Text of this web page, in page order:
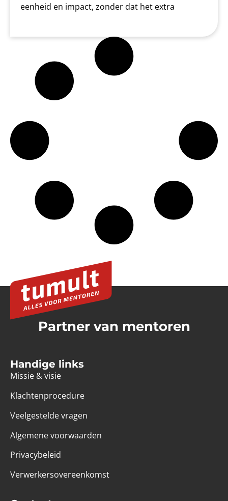
eenheid en impact, zonder dat het extra
Partner van mentoren
Handige links
Missie & visie
Klachtenprocedure
Veelgestelde vragen
Algemene voorwaarden
Privacybeleid
Verwerkersovereenkomst